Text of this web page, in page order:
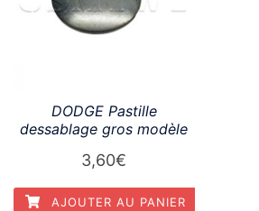
DODGE Pastille
dessablage gros modèle
3,60€
AJOUTER AU PANIER